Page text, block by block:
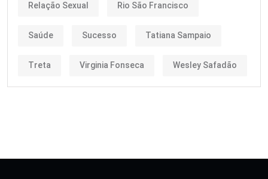
Relação Sexual Rio São Francisco
Saúde Sucesso Tatiana Sampaio
Treta Virginia Fonseca Wesley Safadão